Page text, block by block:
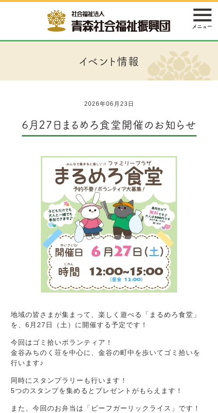
イベント情報
2026年06月23日
6月27日まるめろ食堂開催のお知らせ
地域の皆さまが集まって、楽しく遊べる「まるめろ食堂」
を、6月27日（土）に開催する予定です！
今回はゴミ拾いボランティア！
金谷みちのく荘を中心に、金谷の町中を歩いてゴミ拾いを
行います♪
同時にスタンプラリーも行います！
5つのスタンプを集めるとプレゼントがもらえます！
また、今回のお弁当は「ビーフガーリックライス」です！